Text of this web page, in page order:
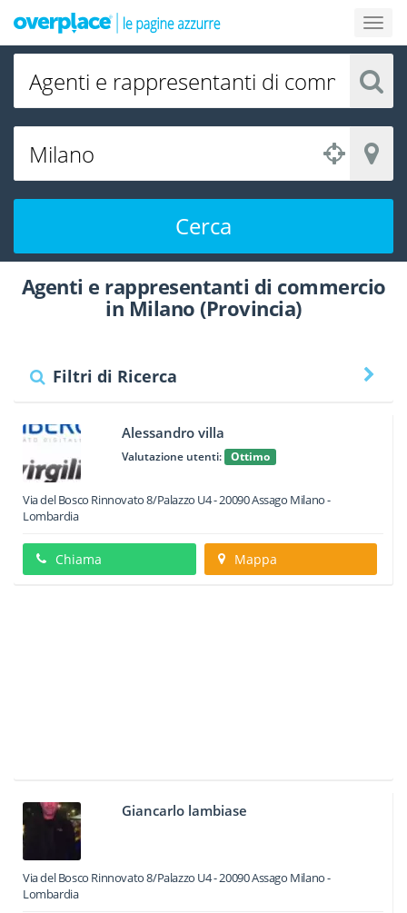
Cerca
Agenti e rappresentanti di commercio
in Milano (Provincia)
Filtri di Ricerca
Alessandro villa
Valutazione utenti: Ottimo
Via del Bosco Rinnovato 8/Palazzo U4-20090Assago Milano -
Lombardia
Chiama Mappa
Giancarlo lambiase
Via del Bosco Rinnovato 8/Palazzo U4-20090Assago Milano -
Lombardia